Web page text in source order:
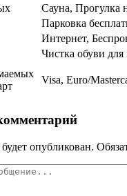
Сауна, Прогулка
Парковка
Интернет,
Чистка обуви
Visa, Euro/
опубликован.